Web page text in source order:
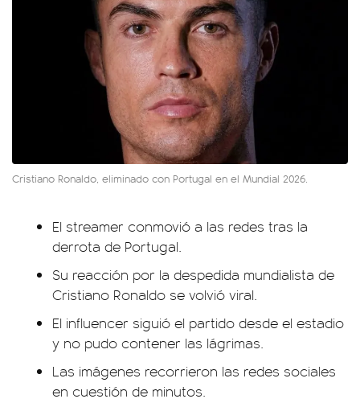
Cristiano Ronaldo, eliminado con Portugal en el Mundial 2026.
El streamer conmovió a las redes tras la
derrota de Portugal.
Su reacción por la despedida mundialista de
Cristiano Ronaldo se volvió viral.
El influencer siguió el partido desde el estadio
y no pudo contener las lágrimas.
Las imágenes recorrieron las redes sociales
en cuestión de minutos.